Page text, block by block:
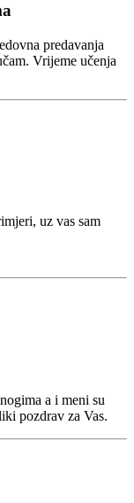
predavanja
Vrijeme učenja
uz vas sam
a i meni su
pozdrav za Vas.